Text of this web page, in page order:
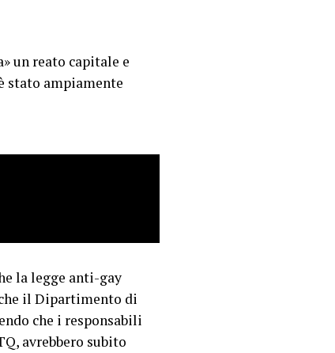
un reato capitale e
stato ampiamente
la legge anti-gay
il Dipartimento di
che i responsabili
avrebbero subito